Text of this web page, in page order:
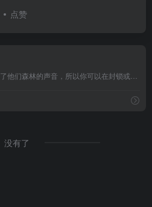
点赞
没有了